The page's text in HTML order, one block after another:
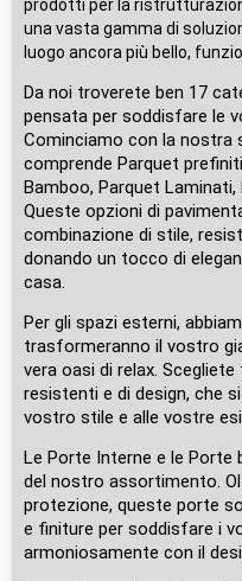
prodotti per la
una vasta gamma di
luogo ancora più bello,
Da noi troverete ben 17
pensata per soddisfare le
Cominciamo con la nostra
comprende Parquet
Bamboo, Parquet Laminati,
Queste opzioni di
combinazione di stile,
donando un tocco di
casa.
Per gli spazi esterni,
trasformeranno il vostro
vera oasi di relax.
resistenti e di design, che
vostro stile e alle vostre
Le Porte Interne e le
del nostro assortimento.
protezione, queste porte
e finiture per soddisfare i
armoniosamente con il